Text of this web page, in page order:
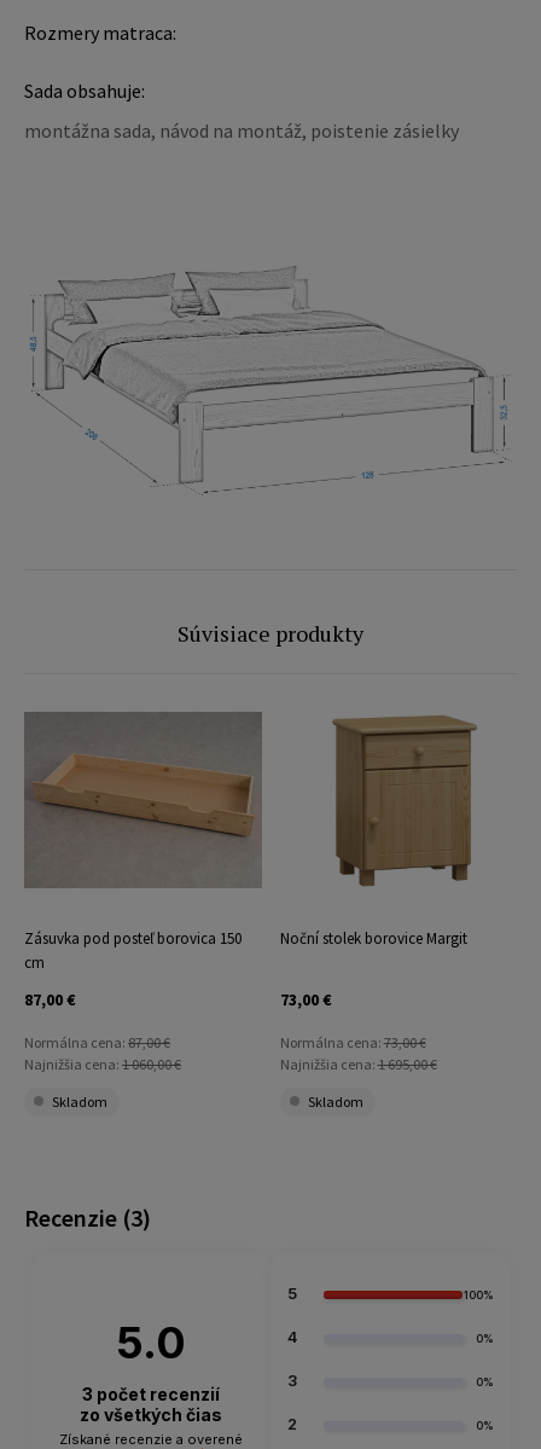
Rozmery matraca:
Sada obsahuje:
montážna sada, návod na montáž, poistenie zásielky
Recenzie (3)
5.0
3 počet recenzií
zo všetkých čias
Získané recenzie a overené
5 100%
4 0%
3 0%
2 0%
Súvisiace produkty
Zásuvka pod posteľ borovica 150
cm
87,00 €
Normálna cena: 87,00 €
Najnižšia cena: 1 060,00 €
Skladom
Noční stolek borovice Margit
73,00 €
Normálna cena:73,00 €
Najnižšia cena:1 695,00 €
Skladom